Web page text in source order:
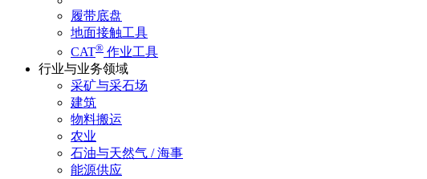
履带底盘
地面接触工具
CAT® 作业工具
行业与业务领域
采矿与采石场
建筑
物料搬运
农业
石油与天然气 / 海事
能源供应